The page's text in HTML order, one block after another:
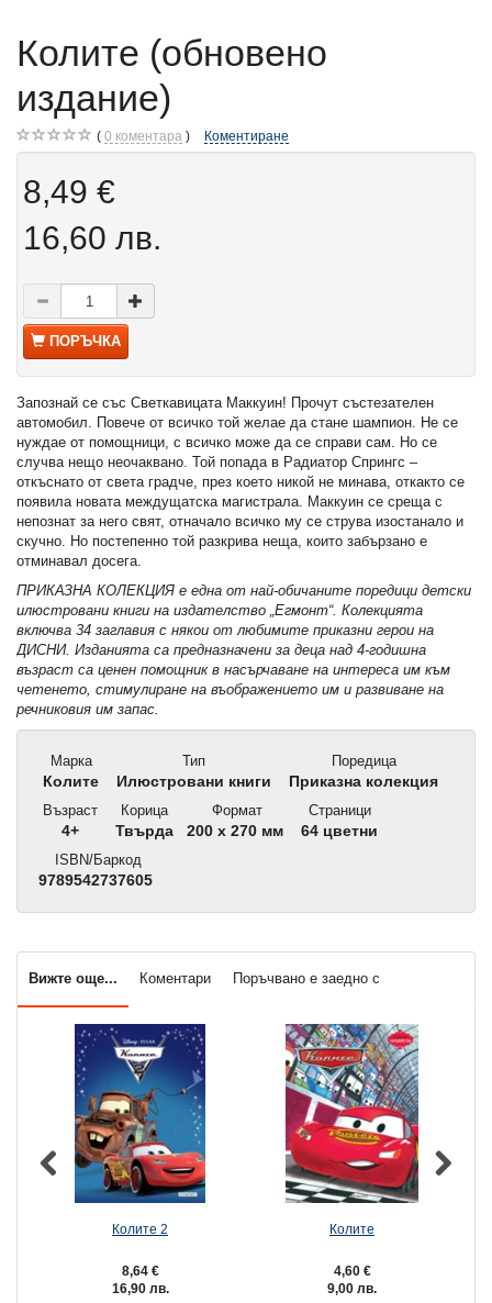
Колите (обновено
издание)
0 коментара Коментиране
8,49 €
16,60 лв.
ПОРЪЧКА
Запознай се със Светкавицата Маккуин! Прочут състезателен
автомобил. Повече от всичко той желае да стане шампион. Не се
нуждае от помощници, с всичко може да се справи сам. Но се
случва нещо неочаквано. Той попада в Радиатор Спрингс –
откъснато от света градче, през което никой не минава, откакто се
появила новата междущатска магистрала. Маккуин се среща с
непознат за него свят, отначало всичко му се струва изостанало и
скучно. Но постепенно той разкрива неща, които забързано е
отминавал досега.
ПРИКАЗНА КОЛЕКЦИЯ е една от най-обичаните поредици детски
илюстровани книги на издателство „Егмонт“. Колекцията
включва 34 заглавия с някои от любимите приказни герои на
ДИСНИ. Изданията са предназначени за деца над 4-годишна
възраст са ценен помощник в насърчаване на интереса им към
четенето, стимулиране на въображението им и развиване на
речниковия им запас.
Марка
Колите
Тип
Илюстровани книги
Поредица
Приказна колекция
Възраст
4+
Корица
Твърда
Формат
200 x 270 мм
Страници
64 цветни
ISBN/Баркод
9789542737605
Вижте още... Коментари Поръчвано е заедно с
Колите 2
8,64 €
16,90 лв.
Колите
4,60 €
9,00 лв.